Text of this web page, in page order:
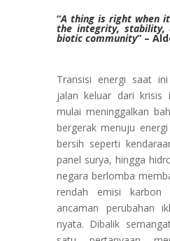
“A thing is right when
the integrity, stability,
biotic community” –
Transisi energi saat
jalan keluar dari krisis
mulai meninggalkan
bergerak menuju
bersih seperti
panel surya, hingga
negara berlomba
rendah emisi karbon
ancaman perubahan
nyata. Dibalik